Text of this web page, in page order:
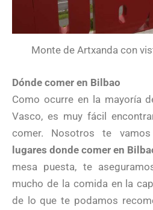
Monte de Artxanda con
Dónde comer en Bilbao
Como ocurre en la mayoría
Vasco, es muy fácil
comer. Nosotros te
lugares donde comer en
mesa puesta, te
mucho de la comida en la
de lo que te podamos